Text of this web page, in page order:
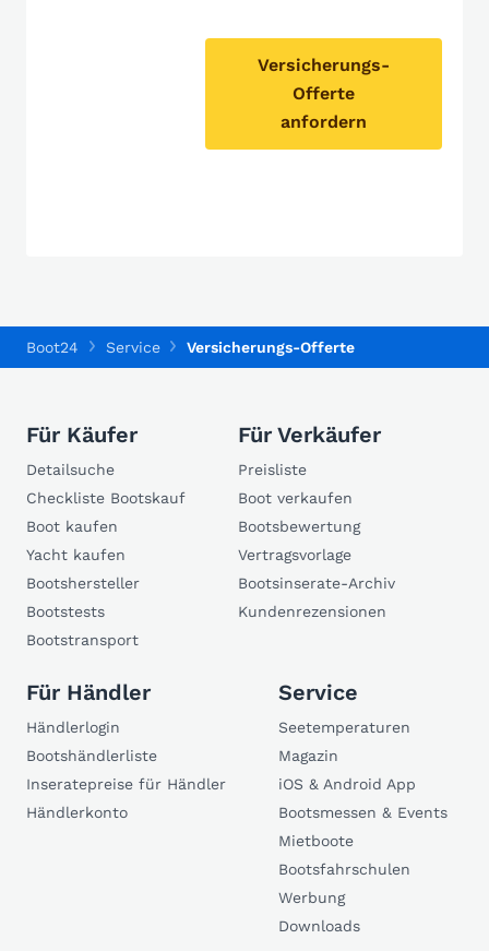
Versicherungs-
Offerte
anfordern
Boot24 Service Versicherungs-Offerte
Für Käufer
Detailsuche
Checkliste Bootskauf
Boot kaufen
Yacht kaufen
Bootshersteller
Bootstests
Bootstransport
Für Verkäufer
Preisliste
Boot verkaufen
Bootsbewertung
Vertragsvorlage
Bootsinserate-Archiv
Kundenrezensionen
Für Händler
Händlerlogin
Bootshändlerliste
Inseratepreise für Händler
Händlerkonto
Service
Seetemperaturen
Magazin
iOS & Android App
Bootsmessen & Events
Mietboote
Bootsfahrschulen
Werbung
Downloads